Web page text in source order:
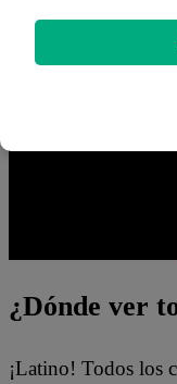
Mira AQUÍ
¿Dónde ver
¡Latino! Todos los